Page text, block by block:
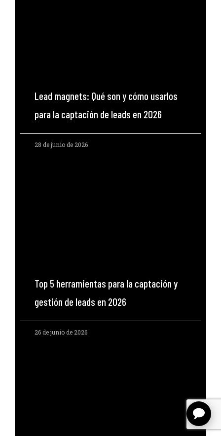
Lead magnets: Qué son y cómo usarlos
para la captación de leads en 2026
28 de junio de 2026
Top 5 herramientas para la captación y
gestión de leads en 2026
26 de junio de 2026
Llamadas con IA
© 2022 Voy en Coche | Desarrollado por Inficon Global |
Política de Cookies